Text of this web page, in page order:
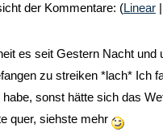
der Kommentare: (Linear
es seit Gestern Nacht und
zu streiken *lach* Ich
sonst hätte sich das
quer, siehste mehr